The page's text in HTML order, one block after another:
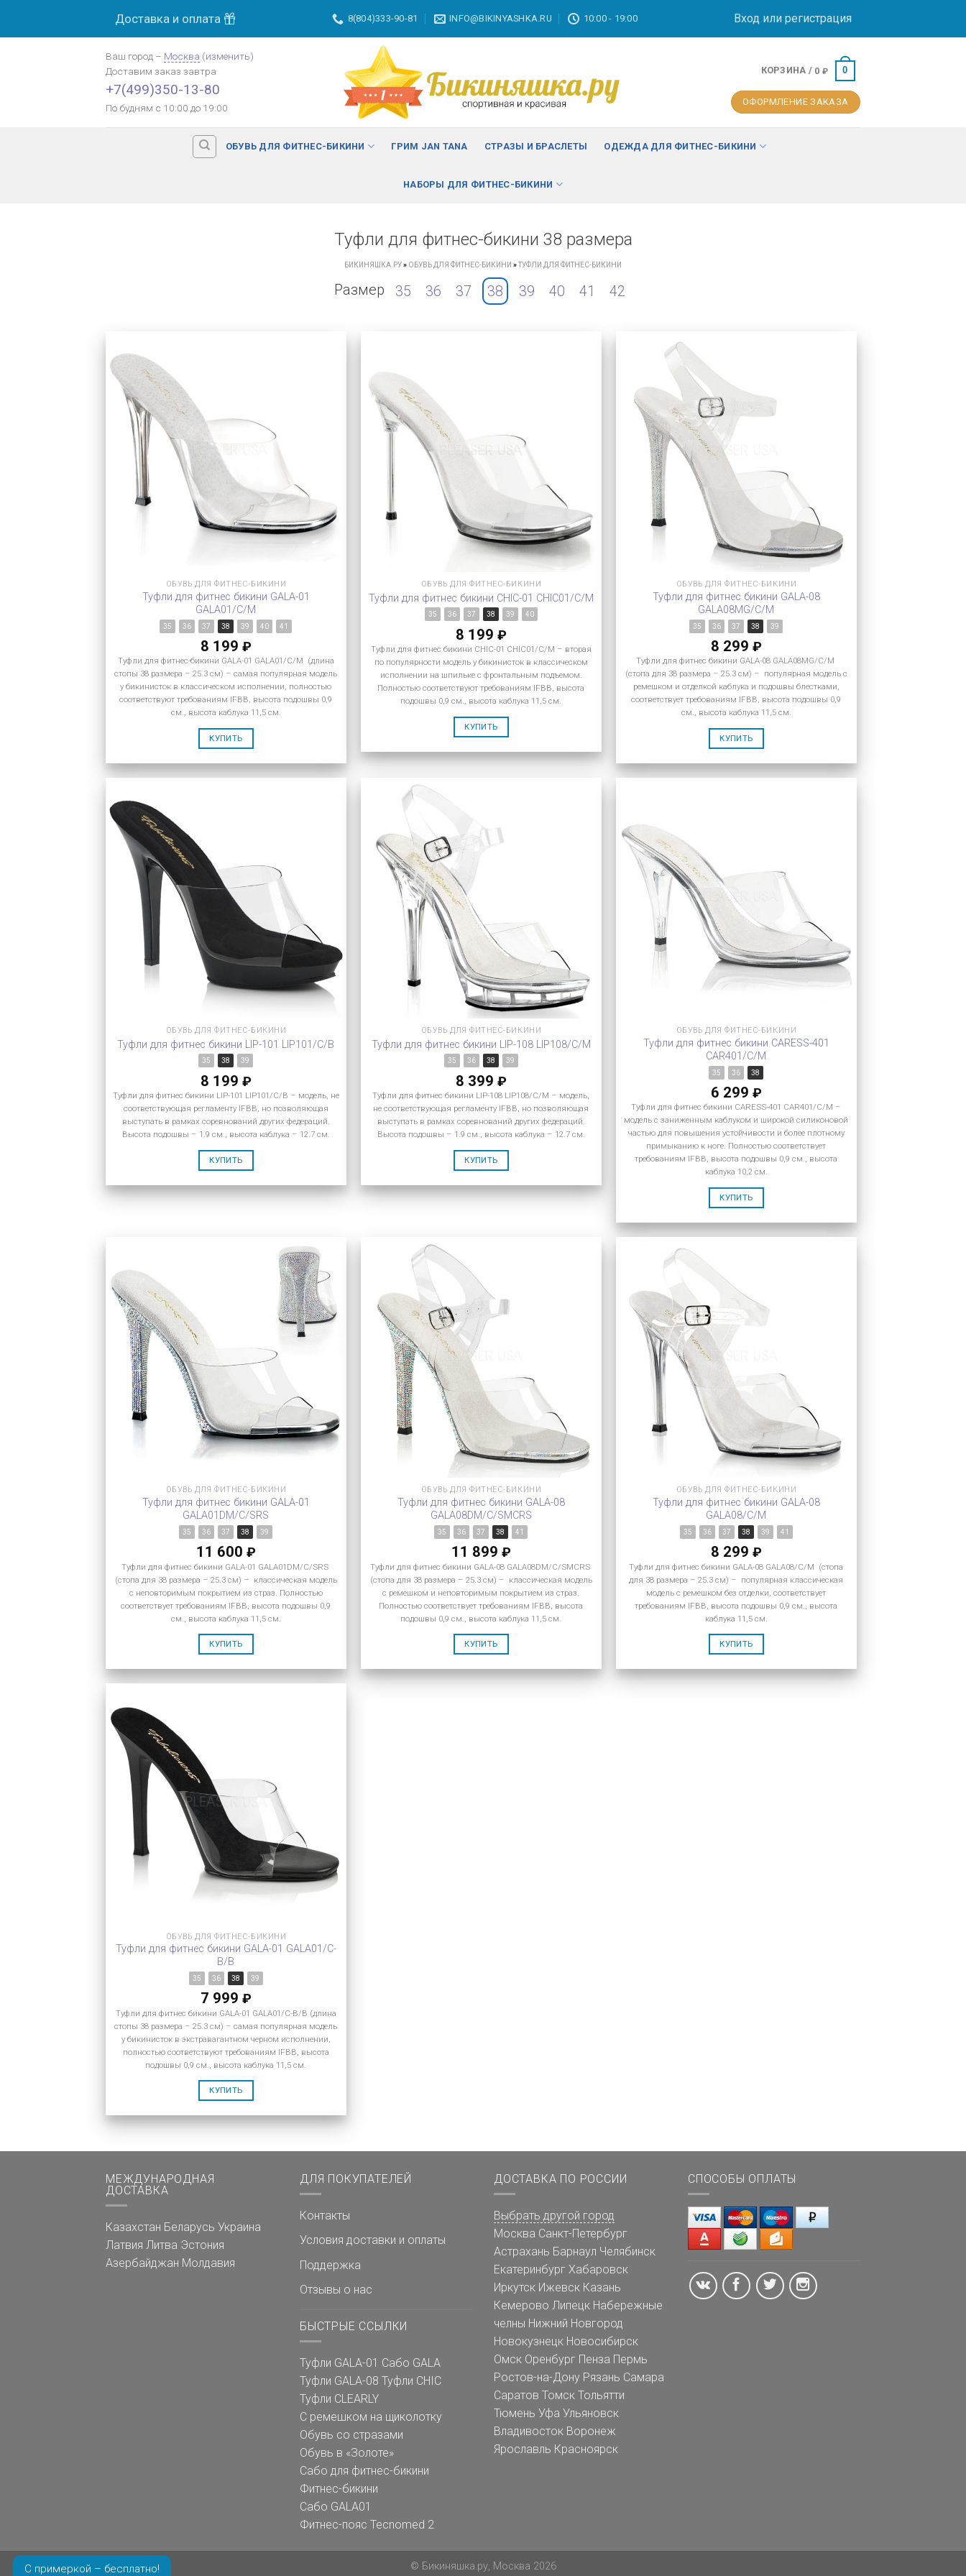
Доставка и оплата 8(804)333-90-81 INFO@BIKINYASHKA.RU 10:00 - 19:00 Вход или регистрация
Ваш город – Москва (изменить)
Доставим заказ завтра
+7(499)350-13-80
По будням с 10:00 до 19:00
КОРЗИНА / 0 ₽ 0
ОФОРМЛЕНИЕ ЗАКАЗА
ОБУВЬ ДЛЯ ФИТНЕС-БИКИНИ ГРИМ JAN TANA СТРАЗЫ И БРАСЛЕТЫ ОДЕЖДА ДЛЯ ФИТНЕС-БИКИНИ
НАБОРЫ ДЛЯ ФИТНЕС-БИКИНИ
Туфли для фитнес-бикини 38 размера
БИКИНЯШКА.РУ» ОБУВЬ ДЛЯ ФИТНЕС-БИКИНИ »ТУФЛИ ДЛЯ ФИТНЕС-БИКИНИ
Размер 35 36 37 38 39 40 41 42
ОБУВЬ ДЛЯ ФИТНЕС-БИКИНИ
Туфли для фитнес бикини GALA-01
GALA01/C/M
35 36 37 38 39 40 41
8 199 ₽
Туфли для фитнес-бикини GALA-01 GALA01/C/M (длина
стопы 38 размера – 25.3 см) – самая популярная модель
у бикинисток в классическом исполнении, полностью
соответствуют требованиям IFBB, высота подошвы 0,9
см., высота каблука 11,5 см.
КУПИТЬ
ОБУВЬ ДЛЯ ФИТНЕС-БИКИНИ
Туфли для фитнес бикини CHIC-01 CHIC01/C/M
35 36 37 38 39 40
8 199 ₽
Туфли для фитнес бикини CHIC-01 CHIC01/C/M – вторая
по популярности модель у бикинисток в классическом
исполнении на шпильке с фронтальным подъемом.
Полностью соответствуют требованиям IFBB, высота
подошвы 0,9 см., высота каблука 11,5 см.
КУПИТЬ
ОБУВЬ ДЛЯ ФИТНЕС-БИКИНИ
Туфли для фитнес бикини GALA-08
GALA08MG/C/M
35 36 37 38 39
8 299 ₽
Туфли для фитнес бикини GALA-08 GALA08MG/C/M
(стопа для 38 размера – 25.3 см) – популярная модель с
ремешком и отделкой каблука и подошвы блестками,
соответствует требованиям IFBB, высота подошвы 0,9
см., высота каблука 11,5 см.
КУПИТЬ
ОБУВЬ ДЛЯ ФИТНЕС-БИКИНИ
Туфли для фитнес бикини LIP-101 LIP101/C/B
35 38 39
8 199 ₽
Туфли для фитнес бикини LIP-101 LIP101/C/B – модель, не
соответствующая регламенту IFBB, но позволяющая
выступать в рамках соревнований других федераций.
Высота подошвы – 1.9 см., высота каблука – 12.7 см.
КУПИТЬ
ОБУВЬ ДЛЯ ФИТНЕС-БИКИНИ
Туфли для фитнес бикини LIP-108 LIP108/C/M
35 36 38 39
8 399 ₽
Туфли для фитнес бикини LIP-108 LIP108/C/M – модель,
не соответствующая регламенту IFBB, но позволяющая
выступать в рамках соревнований других федераций.
Высота подошвы – 1.9 см., высота каблука – 12.7 см.
КУПИТЬ
ОБУВЬ ДЛЯ ФИТНЕС-БИКИНИ
Туфли для фитнес бикини CARESS-401
CAR401/C/M
35 36 38
6 299 ₽
Туфли для фитнес бикини CARESS-401 CAR401/C/M –
модель с заниженным каблуком и широкой силиконовой
частью для повышения устойчивости и более плотному
примыканию к ноге. Полностью соответствует
требованиям IFBB, высота подошвы 0,9 см., высота
каблука 10,2 см.
КУПИТЬ
ОБУВЬ ДЛЯ ФИТНЕС-БИКИНИ
Туфли для фитнес бикини GALA-01
GALA01DM/C/SRS
35 36 37 38 39
11 600 ₽
Туфли для фитнес бикини GALA-01 GALA01DM/C/SRS
(стопа для 38 размера – 25.3 см) – классическая модель
с неповторимым покрытием из страз. Полностью
соответствует требованиям IFBB, высота подошвы 0,9
см., высота каблука 11,5 см.
КУПИТЬ
ОБУВЬ ДЛЯ ФИТНЕС-БИКИНИ
Туфли для фитнес бикини GALA-08
GALA08DM/C/SMCRS
35 36 37 38 41
11 899 ₽
Туфли для фитнес бикини GALA-08 GALA08DM/C/SMCRS
(стопа для 38 размера – 25.3 см) – классическая модель
с ремешком и неповторимым покрытием из страз.
Полностью соответствует требованиям IFBB, высота
подошвы 0,9 см., высота каблука 11,5 см.
КУПИТЬ
ОБУВЬ ДЛЯ ФИТНЕС-БИКИНИ
Туфли для фитнес бикини GALA-08
GALA08/C/M
35 36 37 38 39 41
8 299 ₽
Туфли для фитнес бикини GALA-08 GALA08/C/M (стопа
для 38 размера – 25.3 см) – популярная классическая
модель с ремешком без отделки, соответствует
требованиям IFBB, высота подошвы 0,9 см., высота
каблука 11,5 см.
КУПИТЬ
ОБУВЬ ДЛЯ ФИТНЕС-БИКИНИ
Туфли для фитнес бикини GALA-01 GALA01/C-
B/B
35 36 38 39
7 999 ₽
Туфли для фитнес бикини GALA-01 GALA01/C-B/B (длина
стопы 38 размера – 25.3 см) – самая популярная модель
у бикинисток в экстравагантном черном исполнении,
полностью соответствуют требованиям IFBB, высота
подошвы 0,9 см., высота каблука 11,5 см.
КУПИТЬ
МЕЖДУНАРОДНАЯ
ДОСТАВКА
Казахстан Беларусь Украина
Латвия Литва Эстония
Азербайджан Молдавия
ДЛЯ ПОКУПАТЕЛЕЙ
Контакты
Условия доставки и оплаты
Поддержка
Отзывы о нас
БЫСТРЫЕ ССЫЛКИ
Туфли GALA-01 Сабо GALA
Туфли GALA-08 Туфли CHIC
Туфли CLEARLY
С ремешком на щиколотку
Обувь со стразами
Обувь в «Золоте»
Сабо для фитнес-бикини
Фитнес-бикини
Сабо GALA01
Фитнес-пояс Tecnomed 2
ДОСТАВКА ПО РОССИИ
Выбрать другой город
Москва Санкт-Петербург
Астрахань Барнаул Челябинск
Екатеринбург Хабаровск
Иркутск Ижевск Казань
Кемерово Липецк Набережные
челны Нижний Новгород
Новокузнецк Новосибирск
Омск Оренбург Пенза Пермь
Ростов-на-Дону Рязань Самара
Саратов Томск Тольятти
Тюмень Уфа Ульяновск
Владивосток Воронеж
Ярославль Красноярск
СПОСОБЫ ОПЛАТЫ
С примеркой – бесплатно! © Бикиняшка.ру, Москва 2026